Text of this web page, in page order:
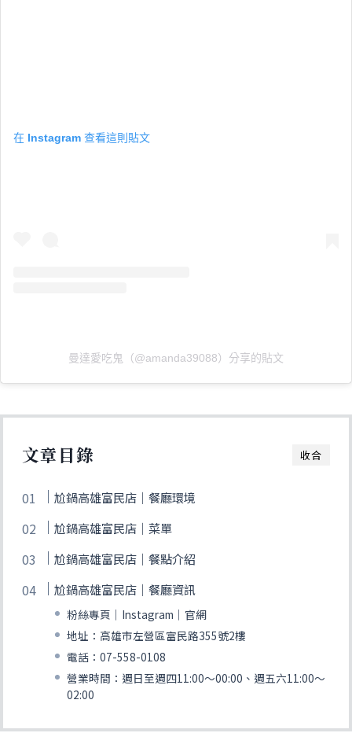
在 Instagram 查看這則貼文
曼達愛吃鬼（@amanda39088）分享的貼文
收合
文章目錄
尬鍋高雄富民店｜餐廳環境
尬鍋高雄富民店｜菜單
尬鍋高雄富民店｜餐點介紹
尬鍋高雄富民店｜餐廳資訊
粉絲專頁｜Instagram｜官網
地址：高雄市左營區富民路355號2樓
電話：07-558-0108
營業時間：週日至週四11:00～00:00、週五六11:00～
02:00